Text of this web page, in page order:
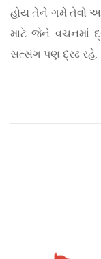
હોય તેને ગમે તેવો
માટે જેને વચનમાં
સત્સંગ પણ દ્રઢ રહે.